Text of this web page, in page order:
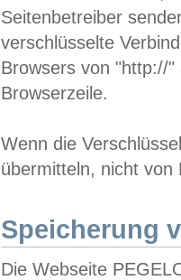
Seitenbetreiber
verschlüsselte
Browsers von "http://
Browserzeile.
Wenn die
übermitteln, nicht von
Speicherung
Die Webseite